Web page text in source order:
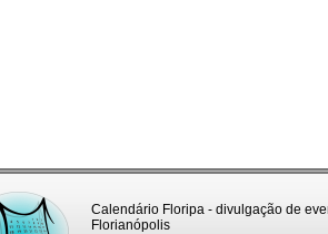
Calendário Floripa - divulgação de
Florianópolis